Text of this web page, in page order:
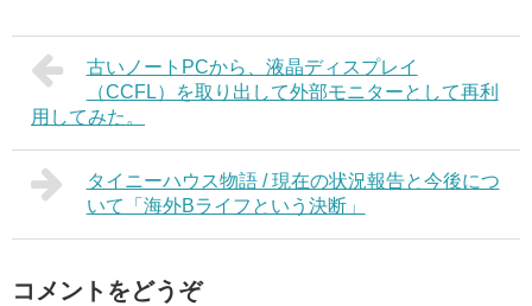
古いノートPCから、液晶ディスプレイ
（CCFL）を取り出して外部モニターとして再利
用してみた。
タイニーハウス物語 / 現在の状況報告と今後につ
いて「海外Bライフという決断」
コメントをどうぞ